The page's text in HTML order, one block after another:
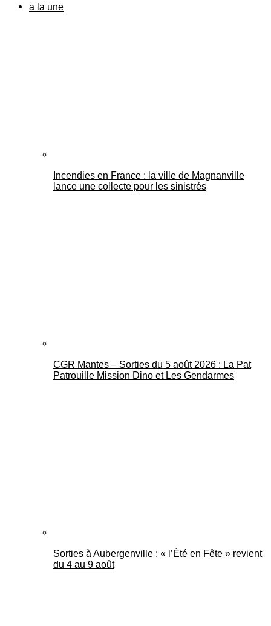
Mantes Actu
a la une
Incendies en France : la ville de Magnanville
lance une collecte pour les sinistrés
CGR Mantes – Sorties du 5 août 2026 : La Pat
Patrouille Mission Dino et Les Gendarmes
Sorties à Aubergenville : « l’Été en Fête » revient
du 4 au 9 août